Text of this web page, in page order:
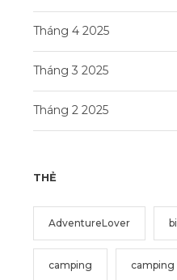
Tháng 4 2025
Tháng 3 2025
Tháng 2 2025
THẺ
AdventureLover
camping camping